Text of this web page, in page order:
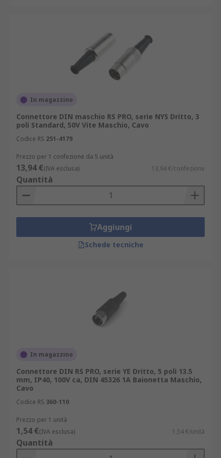
In magazzino
Connettore DIN maschio RS PRO, serie NYS Dritto, 3
poli Standard, 50V Vite Maschio, Cavo
Codice RS 251-4179
Prezzo per 1 confezione da 5 unità
13,94 €(IVA esclusa) 13,94 €/confezione
Quantità
Aggiungi
Schede tecniche
In magazzino
Connettore DIN RS PRO, serie YE Dritto, 5 poli 13.5
mm, IP40, 100V ca, DIN 45326 1A Baionetta Maschio,
Cavo
Codice RS 360-110
Prezzo per 1 unità
1,54 €(IVA esclusa) 1,54 €/unità
Quantità